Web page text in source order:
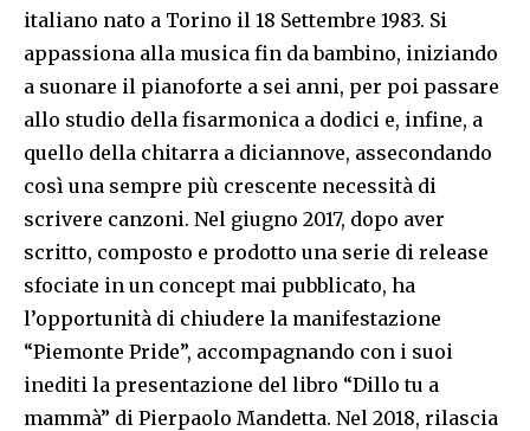
italiano nato a Torino il 18 Settembre 1983. Si
appassiona alla musica fin da bambino, iniziando
a suonare il pianoforte a sei anni, per poi passare
allo studio della fisarmonica a dodici e, infine, a
quello della chitarra a diciannove, assecondando
così una sempre più crescente necessità di
scrivere canzoni. Nel giugno 2017, dopo aver
scritto, composto e prodotto una serie di release
sfociate in un concept mai pubblicato, ha
l’opportunità di chiudere la manifestazione
“Piemonte Pride”, accompagnando con i suoi
inediti la presentazione del libro “Dillo tu a
mammà” di Pierpaolo Mandetta. Nel 2018, rilascia